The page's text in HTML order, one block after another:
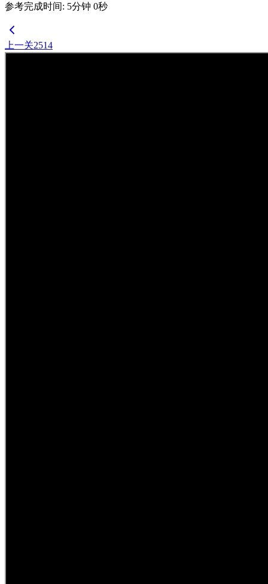
参考完成时间: 5分钟 0秒
上一关2514